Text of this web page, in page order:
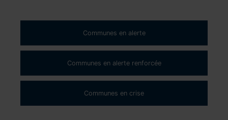
Communes en alerte
Communes en alerte renforcée
Communes en crise